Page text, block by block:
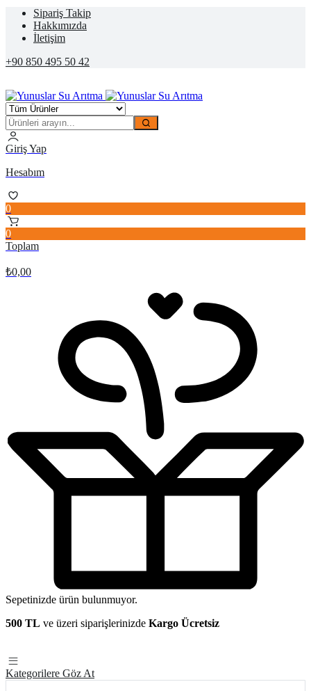
Sipariş Takip
Hakkımızda
İletişim
+90 850 495 50 42
Giriş Yap
Hesabım
0
0
Toplam
₺0,00
Sepetinizde ürün bulunmuyor.
500 TL ve üzeri siparişlerinizde Kargo Ücretsiz
Kategorilere Göz At